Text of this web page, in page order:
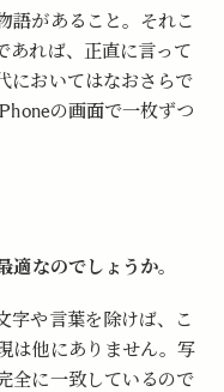
語があること。それこ
あれば、正直に言って
においてはなおさらで
の画面で一枚ずつ
適なのでしょうか。
字や言葉を除けば、こ
は他にありません。写
全に一致しているので